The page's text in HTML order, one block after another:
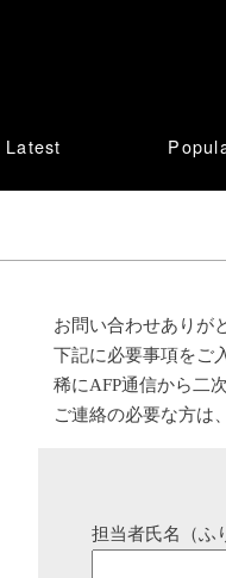
Latest
お問い合わせありが
下記に必要事項をご
稀にAFP通信から二
ご連絡の必要な方は
担当者氏名（ふ